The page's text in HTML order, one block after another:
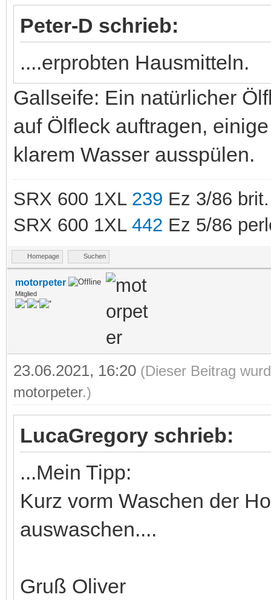
Peter-D schrieb:
....erprobten Hausmitteln.
Gallseife: Ein natürlicher
auf Ölfleck auftragen,
klarem Wasser ausspülen.
SRX 600 1XL 239 Ez 3/86
SRX 600 1XL 442 Ez 5/86
Homepage Suchen
motorpeter
Mitglied
23.06.2021, 16:20 (Dieser Beitrag
motorpeter.)
LucaGregory schrieb:
...Mein Tipp:
Kurz vorm Waschen der
auswaschen....
Gruß Oliver